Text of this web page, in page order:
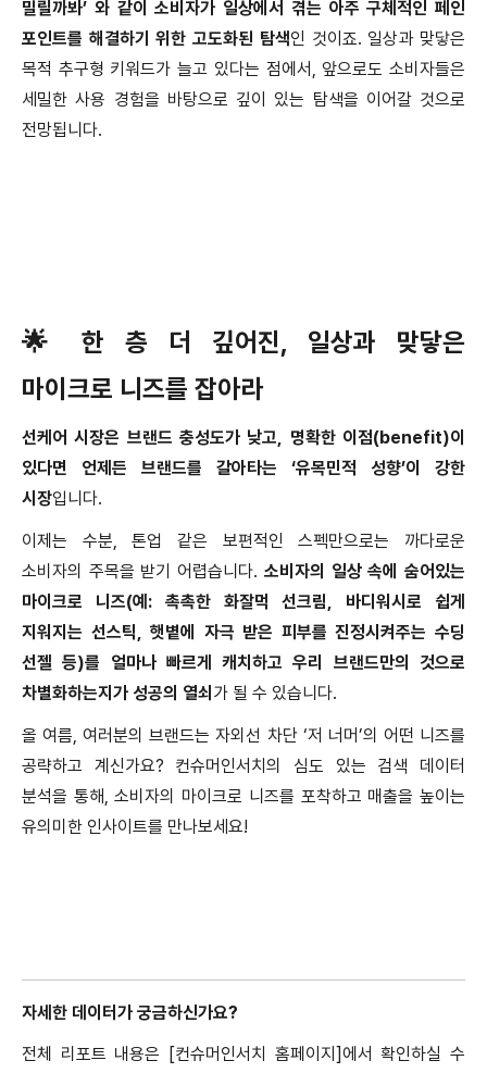
밀릴까봐’ 와 같이 소비자가 일상에서 겪는 아주 구체적인 페인
포인트를 해결하기 위한 고도화된 탐색인 것이죠. 일상과 맞닿은
목적 추구형 키워드가 늘고 있다는 점에서
,앞으로도 소비자들은
세밀한 사용 경험을 바탕으로 깊이 있는 탐색을 이어갈 것으로
전망됩니다.
🌟한 층 더 깊어진, 일상과 맞닿은
마이크로 니즈를 잡아라
선케어 시장은 브랜드 충성도가 낮고, 명확한 이점(benefit)이
있다면 언제든 브랜드를 갈아타는 ‘유목민적 성향’이 강한
시장입니다.
이제는 수분,톤업 같은 보편적인 스펙만으로는 까다로운
소비자의 주목을 받기 어렵습니다. 소비자의 일상 속에 숨어있는
마이크로 니즈(예 : 촉촉한 화잘먹 선크림, 바디워시로 쉽게
지워지는 선스틱,햇볕에 자극 받은 피부를 진정시켜주는 수딩
선젤 등)를 얼마나 빠르게 캐치하고 우리 브랜드만의 것으로
차별화하는지가 성공의 열쇠 가 될 수 있습니다.
올 여름 ,여러분의 브랜드는 자외선 차단 ‘저 너머’의 어떤 니즈를
공략하고 계신가요? 컨슈머인서치의 심도 있는 검색 데이터
분석을 통해 ,소비자의 마이크로 니즈를 포착하고 매출을 높이는
유의미한 인사이트를 만나보세요!
자세한 데이터가 궁금하신가요?
전체 리포트 내용은 [컨슈머인서치 홈페이지 ]에서 확인하실 수